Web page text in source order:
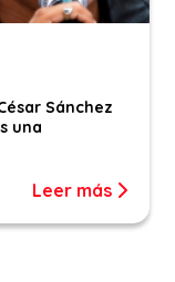
Sánchez
una
Leer más